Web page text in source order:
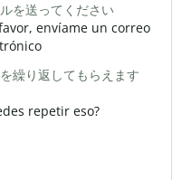
を送ってください
envíame un correo
繰り返してもらえます
repetir eso?